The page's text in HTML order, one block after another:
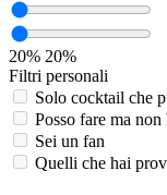
20% 20%
Filtri personali
Solo cocktail che
Posso fare ma
Sei un fan
Quelli che hai